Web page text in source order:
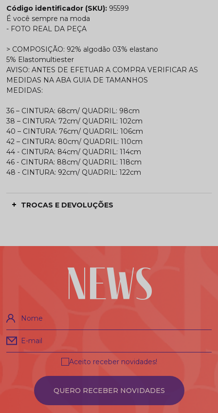
Código identificador (SKU): 95599
É você sempre na moda
- FOTO REAL DA PEÇA
> COMPOSIÇÃO: 92% algodão 03% elastano
5% Elastomultiester
AVISO: ANTES DE EFETUAR A COMPRA VERIFICAR AS
MEDIDAS NA ABA GUIA DE TAMANHOS
MEDIDAS:
36 – CINTURA: 68cm/ QUADRIL: 98cm
38 – CINTURA: 72cm/ QUADRIL: 102cm
40 – CINTURA: 76cm/ QUADRIL: 106cm
42 – CINTURA: 80cm/ QUADRIL: 110cm
44 - CINTURA: 84cm/ QUADRIL: 114cm
46 - CINTURA: 88cm/ QUADRIL: 118cm
48 - CINTURA: 92cm/ QUADRIL: 122cm
TROCAS E DEVOLUÇÕES
NEWS
Nome
E-mail
QUERO RECEBER NOVIDADES
Aceito receber novidades!